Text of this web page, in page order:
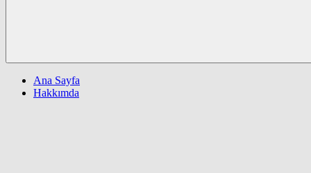
Ana Sayfa
Hakkımda